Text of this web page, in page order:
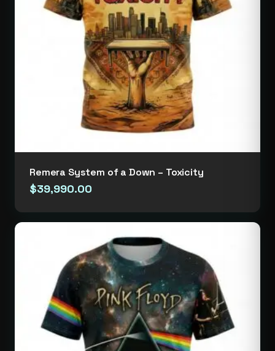
Remera System of a Down – Toxicity
$39,990.00